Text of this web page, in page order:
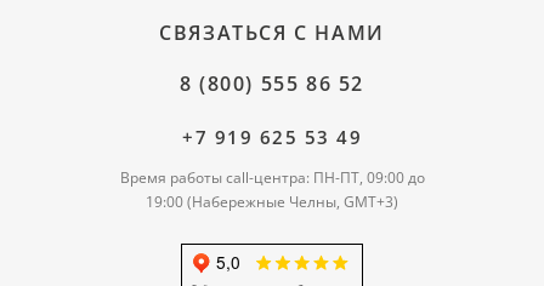
СВЯЗАТЬСЯ С НАМИ
8 (800) 555 86 52
+7 919 625 53 49
Время работы call-центра: ПН-ПТ, 09:00 до
19:00 (Набережные Челны, GMT+3)